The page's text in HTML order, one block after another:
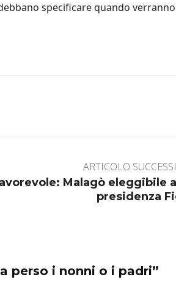
specificare quando verranno
ARTICOLO
Malagò eleggibile
presidenza
perso i nonni o i padri”